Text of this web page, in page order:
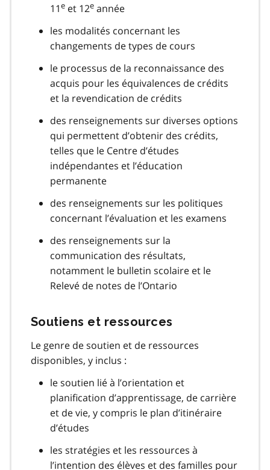
11e et 12e année
les modalités concernant les
changements de types de cours
le processus de la reconnaissance des
acquis pour les équivalences de crédits
et la revendication de crédits
des renseignements sur diverses options
qui permettent d’obtenir des crédits,
telles que le Centre d’études
indépendantes et l’éducation
permanente
des renseignements sur les politiques
concernant l’évaluation et les examens
des renseignements sur la
communication des résultats,
notamment le bulletin scolaire et le
Relevé de notes de l’Ontario
Soutiens et ressources
Le genre de soutien et de ressources
disponibles, y inclus :
le soutien lié à l’orientation et
planification d’apprentissage, de carrière
et de vie, y compris le plan d’itinéraire
d’études
les stratégies et les ressources à
l’intention des élèves et des familles pour